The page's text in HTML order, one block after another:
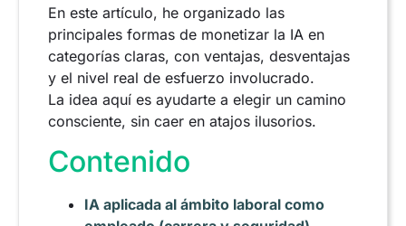
En este artículo, he organizado las
principales formas de monetizar la IA en
categorías claras, con ventajas, desventajas
y el nivel real de esfuerzo involucrado.
La idea aquí es ayudarte a elegir un camino
consciente, sin caer en atajos ilusorios.
Contenido
IA aplicada al ámbito laboral como